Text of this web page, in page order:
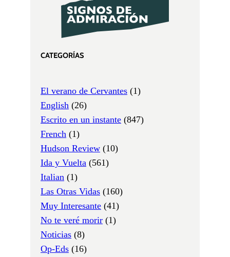
CATEGORÍAS
El verano de Cervantes (1)
English (26)
Escrito en un instante (847)
French (1)
Hudson Review (10)
Ida y Vuelta (561)
Italian (1)
Las Otras Vidas (160)
Muy Interesante (41)
No te veré morir (1)
Noticias (8)
Op-Eds (16)